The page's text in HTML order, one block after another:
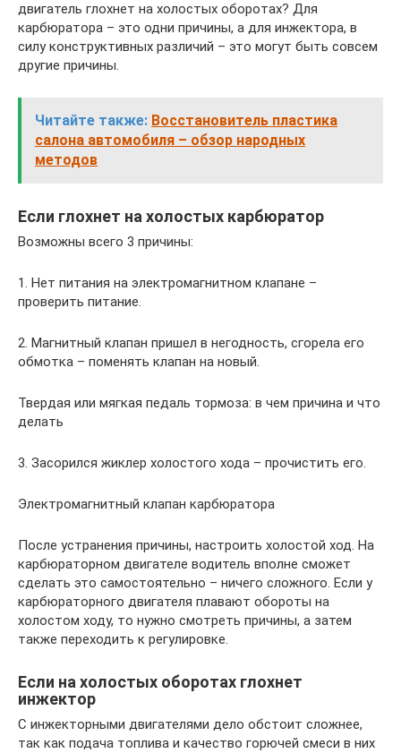
двигатель глохнет на холостых оборотах? Для
карбюратора – это одни причины, а для инжектора, в
силу конструктивных различий – это могут быть совсем
другие причины.
Читайте также: Восстановитель пластика
салона автомобиля – обзор народных
методов
Если глохнет на холостых карбюратор
Возможны всего 3 причины:
1. Нет питания на электромагнитном клапане –
проверить питание.
2. Магнитный клапан пришел в негодность, сгорела его
обмотка – поменять клапан на новый.
Твердая или мягкая педаль тормоза: в чем причина и что
делать
3. Засорился жиклер холостого хода – прочистить его.
Электромагнитный клапан карбюратора
После устранения причины, настроить холостой ход. На
карбюраторном двигателе водитель вполне сможет
сделать это самостоятельно – ничего сложного. Если у
карбюраторного двигателя плавают обороты на
холостом ходу, то нужно смотреть причины, а затем
также переходить к регулировке.
Если на холостых оборотах глохнет
инжектор
С инжекторными двигателями дело обстоит сложнее,
так как подача топлива и качество горючей смеси в них